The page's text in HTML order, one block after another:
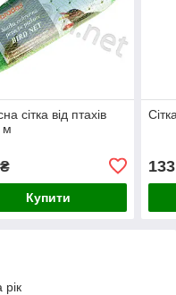
сітка від птахів
м
Купити
133
рік